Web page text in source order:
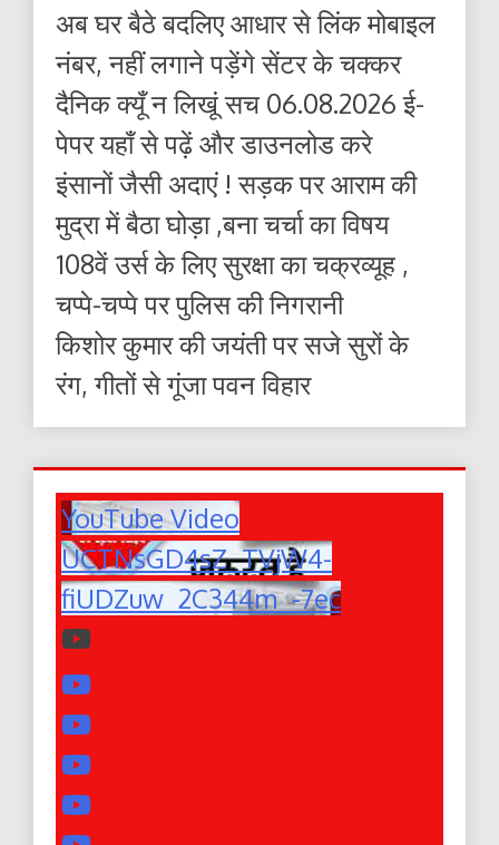
अब घर बैठे बदलिए आधार से लिंक मोबाइल
नंबर, नहीं लगाने पड़ेंगे सेंटर के चक्कर
दैनिक क्यूँ न लिखूं सच 06.08.2026 ई-
पेपर यहाँ से पढ़ें और डाउनलोड करे
इंसानों जैसी अदाएं ! सड़क पर आराम की
मुद्रा में बैठा घोड़ा ,बना चर्चा का विषय
108वें उर्स के लिए सुरक्षा का चक्रव्यूह ,
चप्पे-चप्पे पर पुलिस की निगरानी
किशोर कुमार की जयंती पर सजे सुरों के
रंग, गीतों से गूंजा पवन विहार
YouTube Video
UCTNsGD4sZ_TVjW4-
fiUDZuw_2C344m_-7ec